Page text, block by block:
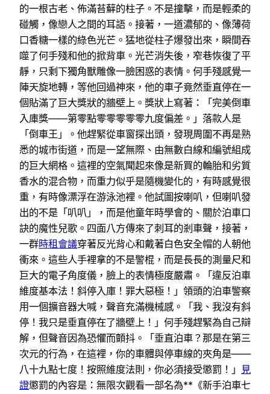
的一根古老、佈滿苔蘚的柱子。不是撞擊，而是輕柔的
碰觸，像戀人之間的耳語。接著，一道濃郁的、像薄荷
口香糖一樣的綠色光芒。猛地從柱子爆發出來，瞬間吞
噬了何手殘和他的掀背車。光芒消失後，窄巷恢復了平
靜，只剩下獨角獸雕像一臉困惑的表情。何手殘感覺一
陣天旋地轉，等他回過神來，他的車子竟然垂直停在一
個貼滿了巨大獎狀的牆壁上。獎狀上寫著：「完美倒車
入庫獎——第零點零零零零零九度偏差。」落款人是
「倒車王」。他趕緊從車窗探出頭，發現周圍不再是熟
悉的城市街道，而是一望無際、由無數白線和編號組成
的巨大網格。這裡的空氣聞起來像是新買的輪胎和劣質
香水的混合物，而重力似乎是隨機變化的，有時感覺很
重，有時像漂浮在游泳池裡。他試圖按喇叭，但喇叭發
出的不是「叭叭」，而是他童年時學會的、關於泊車口
訣的魔性兒歌。四面八方傳來了刺耳的剎車聲，接著，
一群時租會議穿著反光背心和戴著白色安全帽的人朝他
衝來。這些人手裡拿的不是警棍，而是長長的測量尺和
巨大的電子角度儀，臉上的表情極度嚴肅。「違反泊車
維度基本法！斜停入庫！罪大惡極！」領頭的泊車警察
用一個擴音器大喊，聲音充滿機械感。「我、我沒有斜
停！我只是垂直停在了牆壁上！」何手殘趕緊為自己辯
解，但聲音因為恐懼而顫抖。「垂直泊車？那是在第三
次元的行為，在這裡，你的車體與停車線的夾角是——
八十九點七度！按照維度法則，你必須接受懲罰！」
見
證懲罰的內容是：無限次觀看一部名為**《新手泊車七